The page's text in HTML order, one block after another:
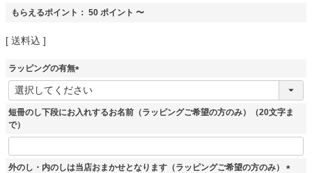
もらえるポイント： 50 ポイント 〜
送料込
ラッピングの有無
(
必
須
短冊のし下段にお入れするお名前（ラッピングご希望の方のみ）（20文字ま
で）
外のし・内のしは当店おまかせとなります（ラッピングご希望の方のみ）